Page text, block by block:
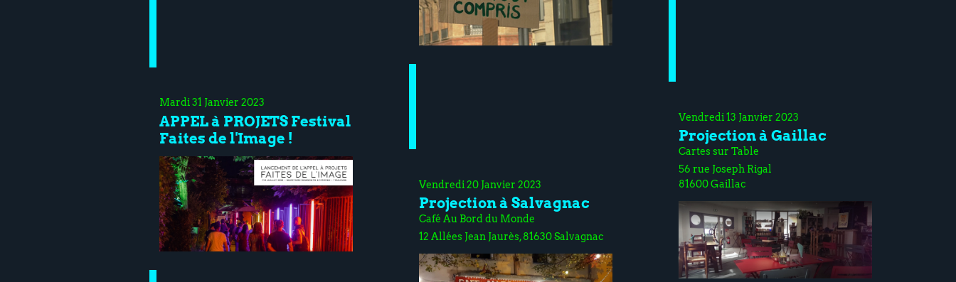
Mardi 31 Janvier 2023
APPEL à PROJETS Festival
Faites de l'Image !
Vendredi 20 Janvier 2023
Projection à Salvagnac
Café Au Bord du Monde
12 Allées Jean Jaurès, 81630 Salvagnac
Vendredi 13 Janvier 2023
Projection à Gaillac
Cartes sur Table
56 rue Joseph Rigal
81600 Gaillac